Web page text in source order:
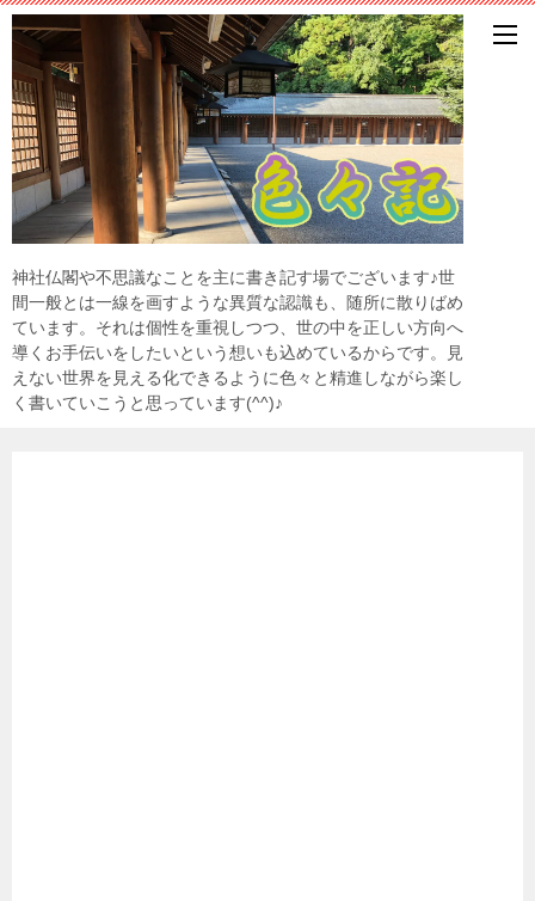
神社仏閣や不思議なことを主に書き記す場でございます♪世
間一般とは一線を画すような異質な認識も、随所に散りばめ
ています。それは個性を重視しつつ、世の中を正しい方向へ
導くお手伝いをしたいという想いも込めているからです。見
えない世界を見える化できるように色々と精進しながら楽し
く書いていこうと思っています(^^)♪